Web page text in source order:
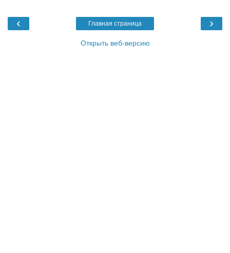
‹ ›
Главная страница
Открыть веб-версию